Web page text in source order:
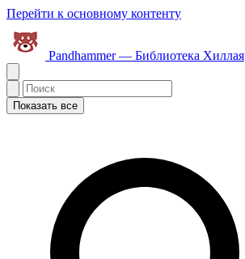
Перейти к основному контенту
Pandhammer — Библиотека Хиллая
Показать все